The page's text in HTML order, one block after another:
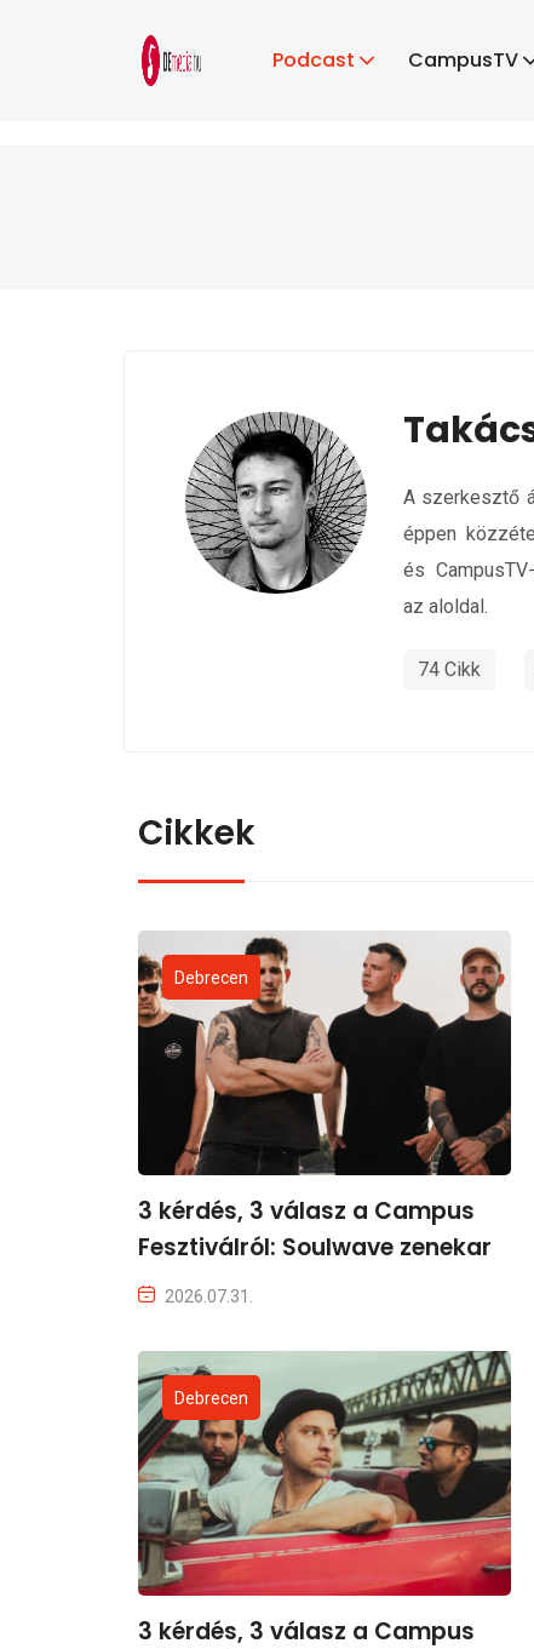
Podcast CampusTV
A szerkesztő
éppen
és
az aloldal.
74 Cikk
Cikkek
Debrecen
3 kérdés, 3 válasz a Campus
Fesztiválról: Soulwave zenekar
2026.07.31.
Debrecen
3 kérdés, 3 válasz a Campus